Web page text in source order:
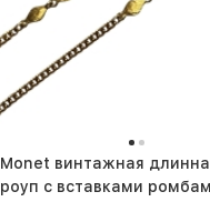
Monet винтажная
роуп с вставками